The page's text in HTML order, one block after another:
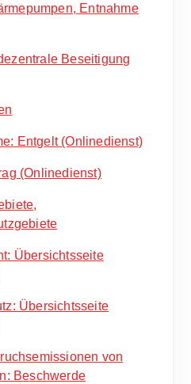
Entnahme
Beseitigung
Entgelt (Onlinedienst)
(Onlinedienst)
Übersichtsseite
Übersichtsseite
von
Beschwerde